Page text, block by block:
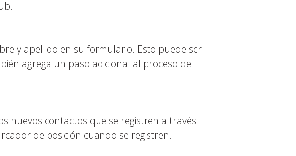
y apellido en su formulario. Esto puede ser
agrega un paso adicional al proceso de
nuevos contactos que se registren a través
de posición cuando se registren.